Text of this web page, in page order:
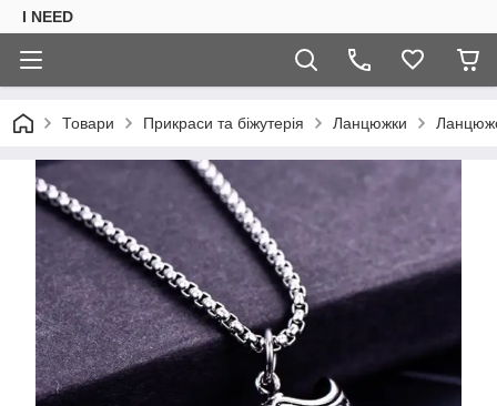
I NEED
Товари Прикраси та біжутерія Ланцюжки